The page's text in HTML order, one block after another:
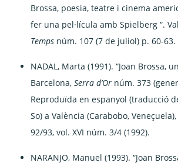
Brossa, poesia, teatre i cinema
fer una pel·lícula amb Spielberg “.
Temps núm. 107 (7 de juliol) p. 60-63.
NADAL, Marta (1991). “Joan Brossa,
Barcelona,Serra d’Or núm. 373
Reproduïda en espanyol (traducció
So) a València (Carabobo,
92/93, vol. XVI núm. 3/4 (1992).
NARANJO, Manuel (1993). “Joan